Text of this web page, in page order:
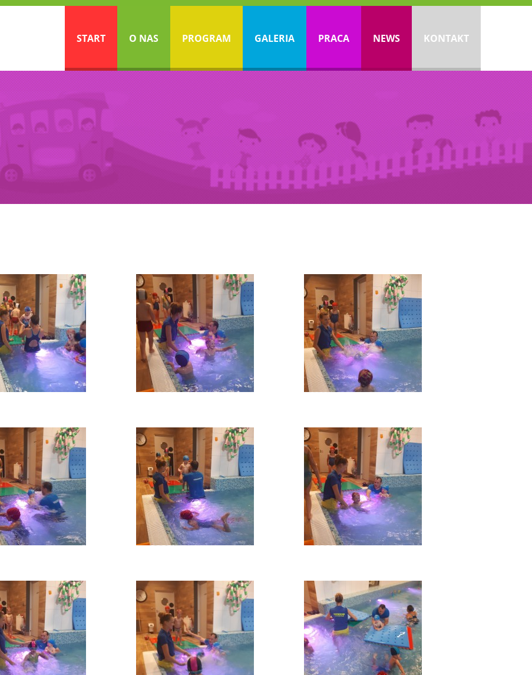
START O NAS PROGRAM GALERIA PRACA NEWS KONTAKT